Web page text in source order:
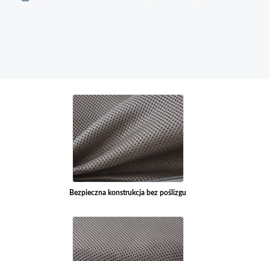
Bezpieczna konstrukcja bez poślizgu